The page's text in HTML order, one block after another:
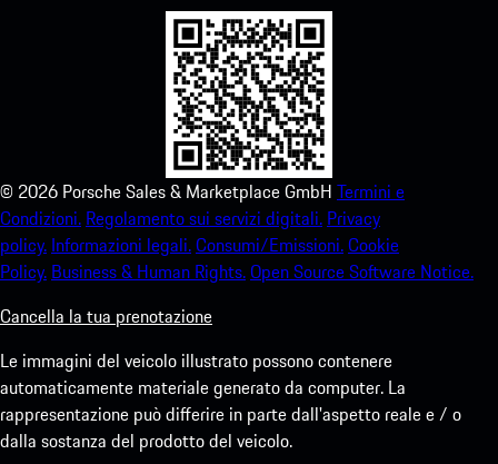
© 2026 Porsche Sales & Marketplace GmbH Termini e
Condizioni. Regolamento sui servizi digitali. Privacy
policy. Informazioni legali.Consumi/Emissioni.Cookie
Policy. Business & Human Rights.Open Source Software Notice.
Cancella la tua prenotazione
Le immagini del veicolo illustrato possono contenere
automaticamente materiale generato da computer. La
rappresentazione può differire in parte dall'aspetto reale e / o
dalla sostanza del prodotto del veicolo.